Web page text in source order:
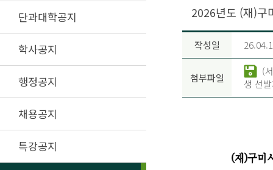
단과대학공지
학사공지
행정공지
채용공지
특강공지
2026년도 (재)구
작성일
첨부파일
(
생 선